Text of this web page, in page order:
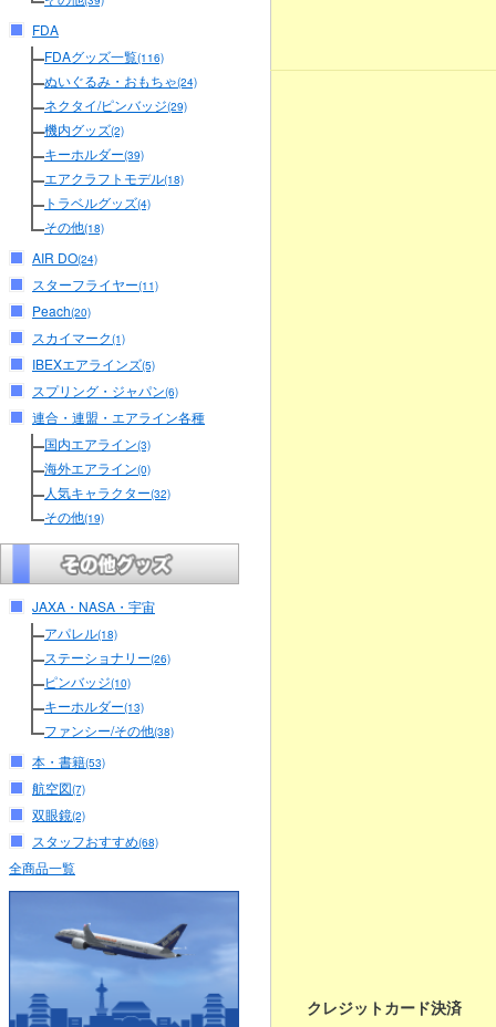
FDA
FDAグッズ一覧(116)
ぬいぐるみ・おもちゃ(24)
ネクタイ/ピンバッジ(29)
機内グッズ(2)
キーホルダー(39)
エアクラフトモデル(18)
トラベルグッズ(4)
その他(18)
AIR DO(24)
スターフライヤー(11)
Peach(20)
スカイマーク(1)
IBEXエアラインズ(5)
スプリング・ジャパン(6)
連合・連盟・エアライン各種
国内エアライン(3)
海外エアライン(0)
人気キャラクター(32)
その他(19)
JAXA・NASA・宇宙
アパレル(18)
ステーショナリー(26)
ピンバッジ(10)
キーホルダー(13)
ファンシー/その他(38)
本・書籍(53)
航空図(7)
双眼鏡(2)
スタッフおすすめ(68)
全商品一覧
クレジットカード決済